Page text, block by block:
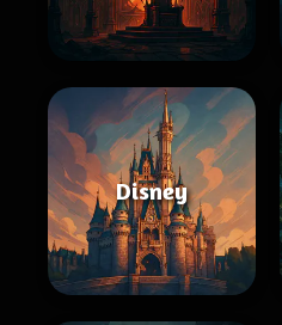
Disney